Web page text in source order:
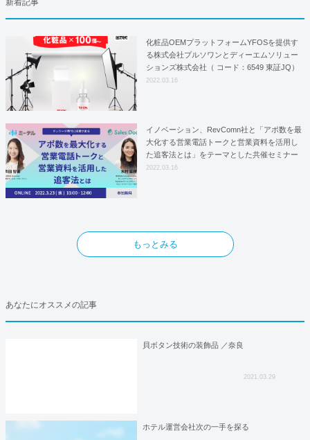
新着記事
化粧品OEMプラットフォームYFOSを提供す
る株式会社プルソワンとディーエムソリュー
ションズ株式会社（ コード：6549 東証JQ）
はYFOSにおけるロジスティクスパートナー
2022.03.16
イノベーション、RevComn社と「アポ数を最
大化する営業電話トークと営業資料を活用し
た追客法とは」をテーマとした共催セミナー
を開催！
2022.03.16
もっとみる
あなたにオススメの記事
貝ボタン技術の装飾品 ／奈良
2021.03.29
ホテル運営会社次の一手を探る